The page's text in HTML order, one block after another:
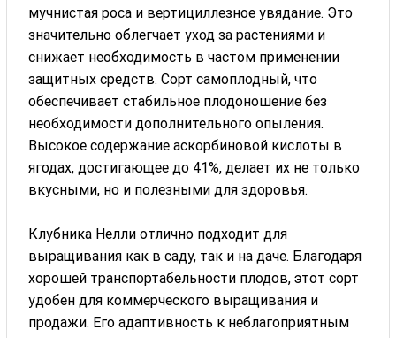
мучнистая роса и вертициллезное увядание. Это
значительно облегчает уход за растениями и
снижает необходимость в частом применении
защитных средств. Сорт самоплодный, что
обеспечивает стабильное плодоношение без
необходимости дополнительного опыления.
Высокое содержание аскорбиновой кислоты в
ягодах, достигающее до 41%, делает их не только
вкусными, но и полезными для здоровья.
Клубника Нелли отлично подходит для
выращивания как в саду, так и на даче. Благодаря
хорошей транспортабельности плодов, этот сорт
удобен для коммерческого выращивания и
продажи. Его адаптивность к неблагоприятным